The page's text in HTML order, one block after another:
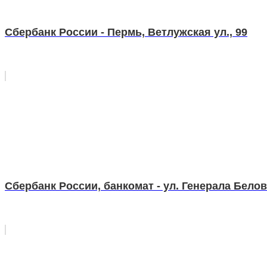
Сбербанк России - Пермь, Ветлужская ул., 99
Сбербанк России, банкомат - ул. Генерала